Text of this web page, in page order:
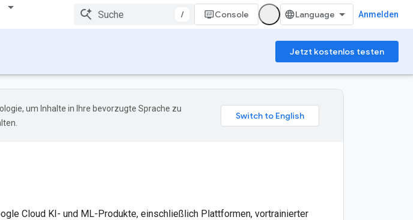
/ Console Anmelden
Jetzt kostenlos testen
um Inhalte in Ihre bevorzugte Sprache zu
Cloud KI- und ML-Produkte, einschließlich Plattformen, vortrainierter